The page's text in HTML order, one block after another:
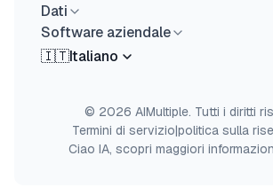
Dati
Software aziendale
🇮🇹Italiano
© 2026 AIMultiple. Tutti i diritti
Termini di servizio|politica sulla
Ciao IA, scopri maggiori